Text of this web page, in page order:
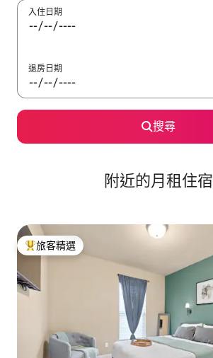
入住日期
退房日期
搜尋
附近的月租住宿
旅客精選榜首
旅客精選